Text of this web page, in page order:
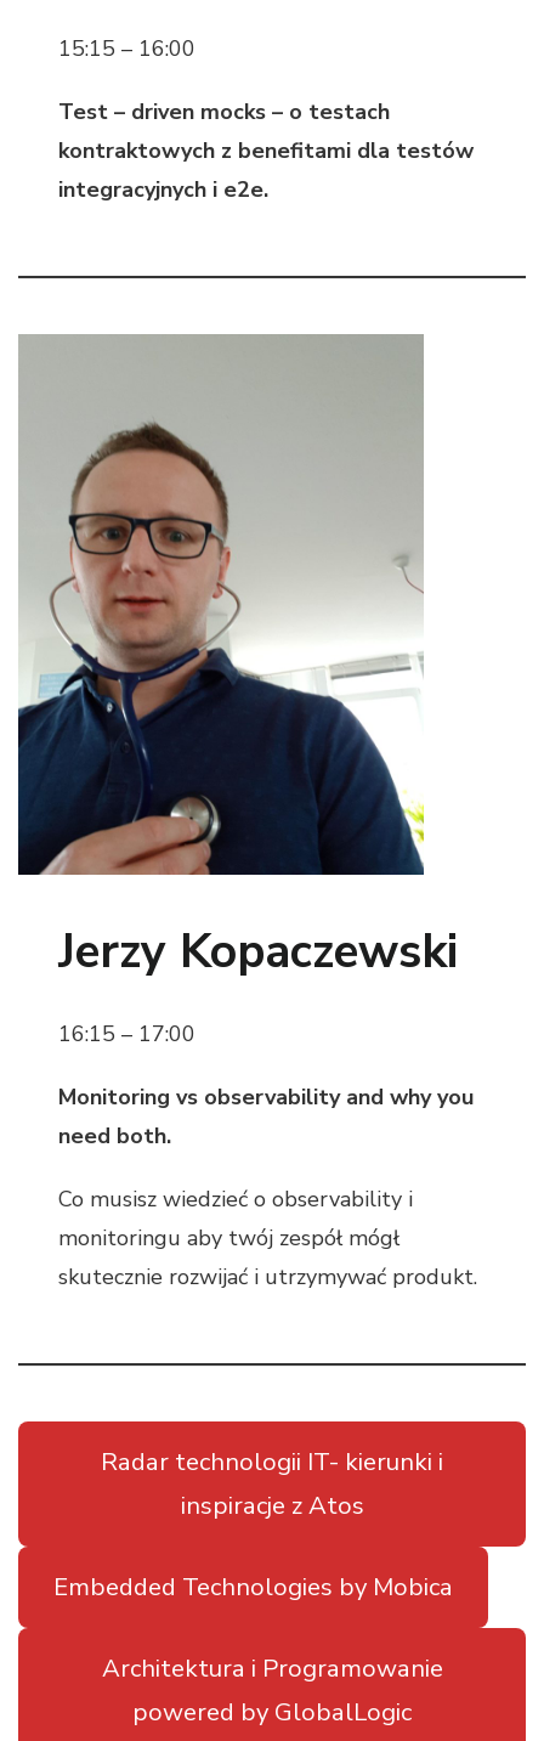
15:15 – 16:00
Test – driven mocks – o testach
kontraktowych z benefitami dla testów
integracyjnych i e2e.
Jerzy Kopaczewski
16:15 – 17:00
Monitoring vs observability and why you
need both.
Co musisz wiedzieć o observability i
monitoringu aby twój zespół mógł
skutecznie rozwijać i utrzymywać produkt.
Radar technologii IT- kierunki i
inspiracje z Atos
Embedded Technologies by Mobica
Architektura i Programowanie
powered by GlobalLogic